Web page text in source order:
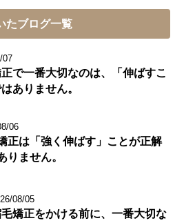
たブログ一覧
07
で一番大切なのは、「伸ばすこ
ありません。
06
正は「強く伸ばす」ことが正解
りません。
08/05
矯正をかける前に、一番大切な